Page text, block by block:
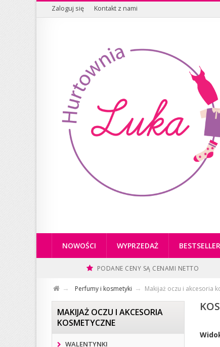
Zaloguj się Kontakt z nami
NOWOŚCI WYPRZEDAŻ
PODANE CENY SĄ CENAMI NETTO
Perfumy i kosmetyki Makijaż oczu i akcesoria
MAKIJAŻ OCZU I AKCESORIA
KOSMETYCZNE
WALENTYNKI